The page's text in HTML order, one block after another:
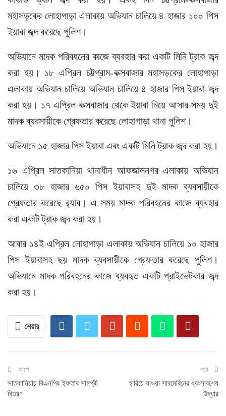
মহাসড়কের লোহাগাড়া এলাকায় অভিযান চালিয়ে ৪ হাজার ১০০ পিস
ইয়াবা জব্দ করেছে পুলিশ।
অভিযানে মাদক পরিবহনের কাজে ব্যবহার করা একটি মিনি ট্রাক জব্দ
করা হয়। ১৮ এপ্রিল চট্টগ্রাম-কক্সবাজার মহাসড়কের লোহাগাড়া
এলাকায় অভিযান চালিয়ে অভিযান চালিয়ে ৪ হাজার পিস ইয়াবা জব্দ
করা হয়। ১৭ এপ্রিল কক্সবাজার থেকে ইয়াবা নিয়ে আসার সময় দুই
মাদক ব্যবসায়ীকে গ্রেফতার করেছে লোহাগাড়া থানা পুলিশ।
অভিযানে ১৫ হাজার পিস ইয়াবা এবং একটি মিনি ট্রাক জব্দ করা হয়।
১৬ এপ্রিল সাতকানিয়া থানাধীন আফজালনগর এলাকায় অভিযান
চালিয়ে ৩৮ হাজার ৬৫০ পিস ইয়াবাসহ দুই মাদক ব্যবসায়ীকে
গ্রেফতার করেছে র‌্যাব। এ সময় মাদক পরিবহনের কাজে ব্যবহার
করা একটি ট্রাক জব্দ করা হয়।
আবার ১৪ই এপ্রিল লোহাগাড়া এলাকায় অভিযান চালিয়ে ১০ হাজার
পিস ইয়াবাসহ ছয় মাদক ব্যবসায়ীকে গ্রেফতার করেছে পুলিশ।
অভিযানে মাদক পরিবহনের কাজে ব্যবহৃত একটি প্রাইভেটকার জব্দ
করা হয়।
শেয়ার
আগে
সাতকানিয়ায় বিএনপির ইফতার সামগ্রী
বিতরণ
পরে
হারিয়ে যাওয়া সাবমেরিনের ধ্বংসাবশেষ
উদ্ধার